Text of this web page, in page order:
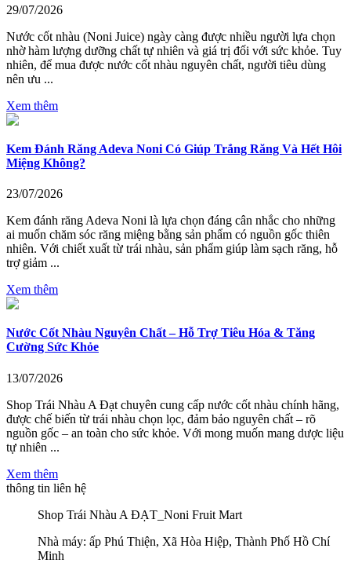
29/07/2026
Nước cốt nhàu (Noni Juice) ngày càng được nhiều người lựa chọn
nhờ hàm lượng dưỡng chất tự nhiên và giá trị đối với sức khỏe. Tuy
nhiên, để mua được nước cốt nhàu nguyên chất, người tiêu dùng
nên ưu ...
Xem thêm
Kem Đánh Răng Adeva Noni Có Giúp Trắng Răng Và Hết Hôi
Miệng Không?
23/07/2026
Kem đánh răng Adeva Noni là lựa chọn đáng cân nhắc cho những
ai muốn chăm sóc răng miệng bằng sản phẩm có nguồn gốc thiên
nhiên. Với chiết xuất từ trái nhàu, sản phẩm giúp làm sạch răng, hỗ
trợ giảm ...
Xem thêm
Nước Cốt Nhàu Nguyên Chất – Hỗ Trợ Tiêu Hóa & Tăng
Cường Sức Khỏe
13/07/2026
Shop Trái Nhàu A Đạt chuyên cung cấp nước cốt nhàu chính hãng,
được chế biến từ trái nhàu chọn lọc, đảm bảo nguyên chất – rõ
nguồn gốc – an toàn cho sức khỏe. Với mong muốn mang dược liệu
tự nhiên ...
Xem thêm
thông tin liên hệ
Shop Trái Nhàu A ĐẠT_Noni Fruit Mart
Nhà máy: ấp Phú Thiện, Xã Hòa Hiệp, Thành Phố Hồ Chí
Minh